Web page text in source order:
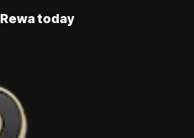
Rewa today